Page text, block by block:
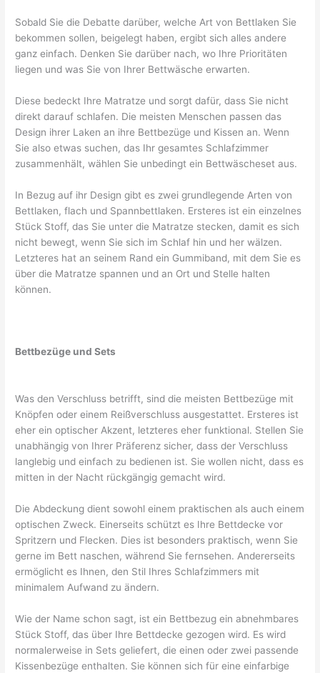
Sobald Sie die Debatte darüber, welche Art von Bettlaken Sie
bekommen sollen, beigelegt haben, ergibt sich alles andere
ganz einfach. Denken Sie darüber nach, wo Ihre Prioritäten
liegen und was Sie von Ihrer Bettwäsche erwarten.
Diese bedeckt Ihre Matratze und sorgt dafür, dass Sie nicht
direkt darauf schlafen. Die meisten Menschen passen das
Design ihrer Laken an ihre Bettbezüge und Kissen an. Wenn
Sie also etwas suchen, das Ihr gesamtes Schlafzimmer
zusammenhält, wählen Sie unbedingt ein Bettwäscheset aus.
In Bezug auf ihr Design gibt es zwei grundlegende Arten von
Bettlaken, flach und Spannbettlaken. Ersteres ist ein einzelnes
Stück Stoff, das Sie unter die Matratze stecken, damit es sich
nicht bewegt, wenn Sie sich im Schlaf hin und her wälzen.
Letzteres hat an seinem Rand ein Gummiband, mit dem Sie es
über die Matratze spannen und an Ort und Stelle halten
können.
Bettbezüge und Sets
Was den Verschluss betrifft, sind die meisten Bettbezüge mit
Knöpfen oder einem Reißverschluss ausgestattet. Ersteres ist
eher ein optischer Akzent, letzteres eher funktional. Stellen Sie
unabhängig von Ihrer Präferenz sicher, dass der Verschluss
langlebig und einfach zu bedienen ist. Sie wollen nicht, dass es
mitten in der Nacht rückgängig gemacht wird.
Die Abdeckung dient sowohl einem praktischen als auch einem
optischen Zweck. Einerseits schützt es Ihre Bettdecke vor
Spritzern und Flecken. Dies ist besonders praktisch, wenn Sie
gerne im Bett naschen, während Sie fernsehen. Andererseits
ermöglicht es Ihnen, den Stil Ihres Schlafzimmers mit
minimalem Aufwand zu ändern.
Wie der Name schon sagt, ist ein Bettbezug ein abnehmbares
Stück Stoff, das über Ihre Bettdecke gezogen wird. Es wird
normalerweise in Sets geliefert, die einen oder zwei passende
Kissenbezüge enthalten. Sie können sich für eine einfarbige